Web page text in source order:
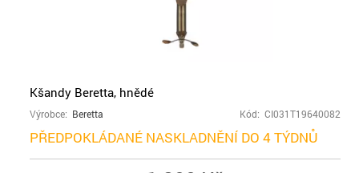
Kšandy Beretta, hnědé
Výrobce: Beretta Kód: CI031T19640082
PŘEDPOKLÁDANÉ NASKLADNĚNÍ DO 4 TÝDNŮ